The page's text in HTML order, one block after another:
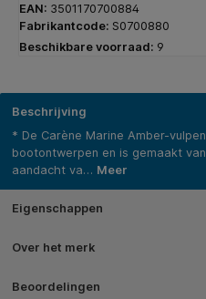
EAN: 3501170700884
Fabrikantcode: S0700880
Beschikbare voorraad: 9
Beschrijving
* De Carène Marine Amber-
bootontwerpen en is gemaakt
aandacht va… Meer
Eigenschappen
Over het merk
Beoordelingen